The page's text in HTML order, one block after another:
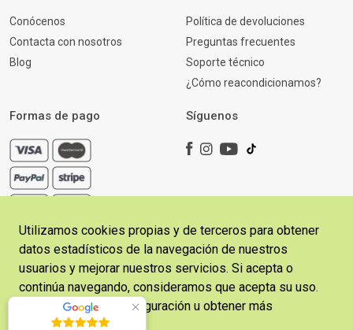
Conócenos
Contacta con nosotros
Blog
Política de devoluciones
Preguntas frecuentes
Soporte técnico
¿Cómo reacondicionamos?
Formas de pago Síguenos
Copyright © 2026 CosladaFon | Desarrollado por
Ecommerce Services
Utilizamos cookies propias y de terceros para obtener
datos estadísticos de la navegación de nuestros
usuarios y mejorar nuestros servicios. Si acepta o
continúa navegando, consideramos que acepta su uso.
Puede cambiar la configuración u obtener más
informaciónaquí